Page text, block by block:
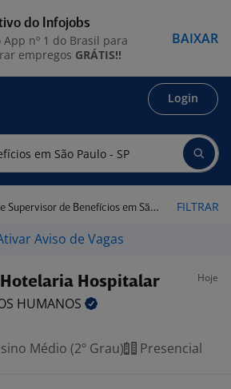
Login
de Benefícios em São Paulo - SP FILTRAR
Aviso de Vagas
Hospitalar Hoje
HUMANOS
Médio (2º Grau) Presencial
do Infojobs
App nº 1 do Brasil para
empregos GRÁTIS!!
BAIXAR